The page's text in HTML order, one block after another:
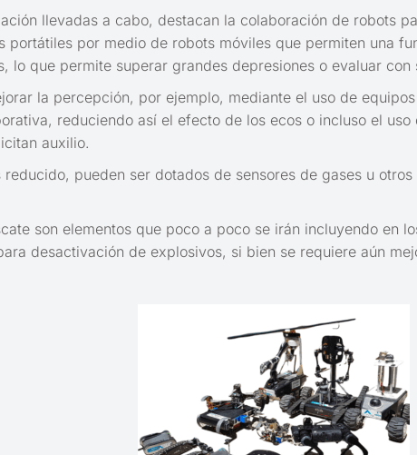
llevadas a cabo, destacan la colaboración de robots
por medio de robots móviles que permiten una
lo que permite superar grandes depresiones o evaluar
la percepción, por ejemplo, mediante el uso de
reduciendo así el efecto de los ecos o incluso el
auxilio.
pueden ser dotados de sensores de gases u
son elementos que poco a poco se irán incluyendo en
desactivación de explosivos, si bien se requiere aún